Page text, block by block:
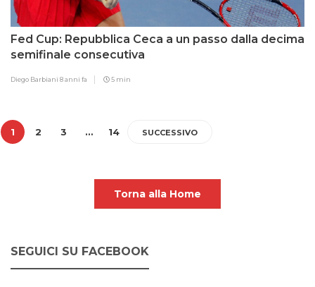
Fed Cup: Repubblica Ceca a un passo dalla decima
semifinale consecutiva
Diego Barbiani 8 anni fa 5 min
1 2 3 … 14 SUCCESSIVO
Torna alla Home
SEGUICI SU FACEBOOK